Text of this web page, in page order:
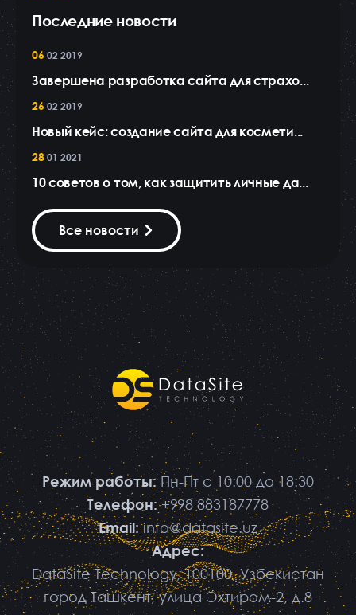
Последние новости
06 02 2019
Завершена разработка сайта для страхо...
26 02 2019
Новый кейс: создание сайта для космети...
2801 2021
10 советов о том, как защитить личные да...
Все новости
Режим работы:Пн-Пт с 10:00 до 18:30
Телефон:+998 883187778
Email:info@datasite.uz
Адрес:
DataSite Technology, 100100, Узбекистан
город Ташкент, улица Эхтиром-2, д.8